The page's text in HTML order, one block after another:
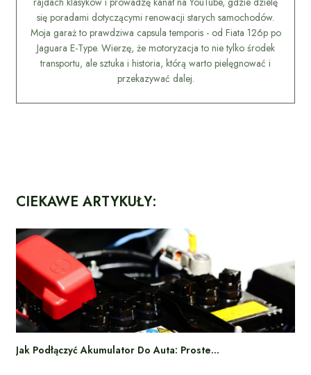
się poradami dotyczącymi renowacji starych samochodów.
Moja garaż to prawdziwa capsula temporis - od Fiata 126p po
Jaguara E-Type. Wierzę, że motoryzacja to nie tylko środek
transportu, ale sztuka i historia, którą warto pielęgnować i
przekazywać dalej.
CIEKAWE ARTYKUŁY:
Jak Podłączyć Akumulator Do Auta: Proste…